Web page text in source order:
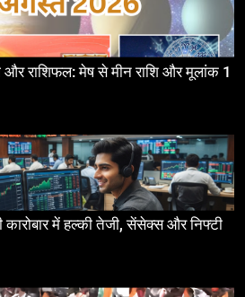
राशिफल: मेष से मीन राशि और मूलांक 1
में हल्की तेजी, सेंसेक्स और निफ्टी